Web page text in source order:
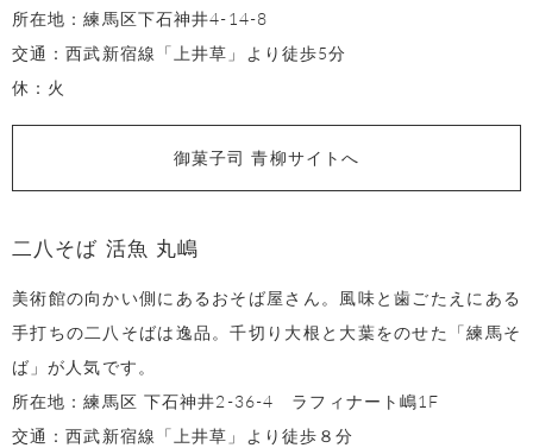
所在地：練馬区下石神井4-14-8
交通：西武新宿線「上井草」より徒歩5分
休：火
御菓子司 青柳サイトへ
二八そば 活魚 丸嶋
美術館の向かい側にあるおそば屋さん。風味と歯ごたえにある
手打ちの二八そばは逸品。千切り大根と大葉をのせた「練馬そ
ば」が人気です。
所在地：練馬区 下石神井2-36-4 ラフィナート嶋1F
交通：西武新宿線「上井草」より徒歩８分